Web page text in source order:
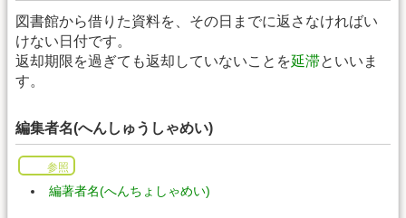
図書館から借りた資料を、その日までに返さなければい
けない日付です。
返却期限を過ぎても返却していないことを延滞といいま
す。
編集者名(へんしゅうしゃめい)
参照
編著者名(へんちょしゃめい)